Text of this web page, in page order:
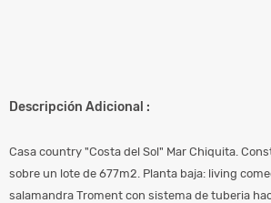
Descripción Adicional :
Casa country "Costa del Sol" Mar Chiquita.
sobre un lote de 677m2. Planta baja: living
salamandra Troment con sistema de tuberia